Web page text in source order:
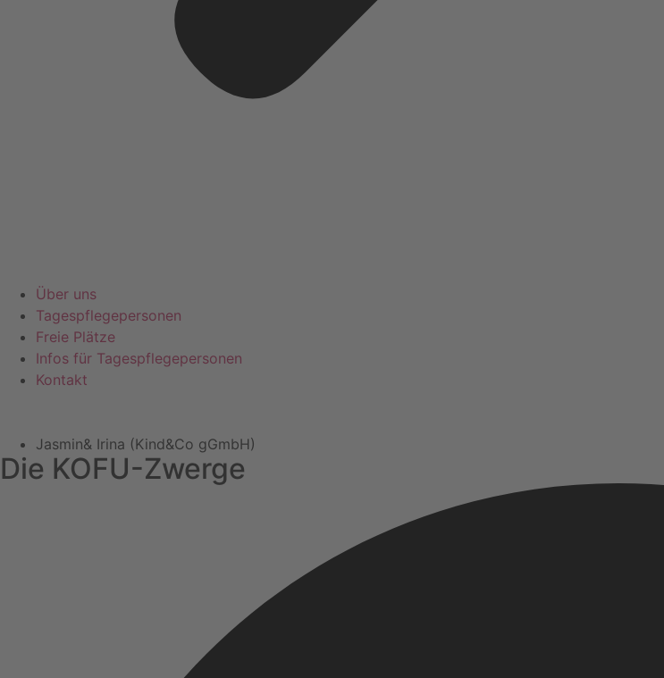
Über uns
Tagespflegepersonen
Freie Plätze
Infos für Tagespflegepersonen
Kontakt
Jasmin& Irina (Kind&Co gGmbH)
Die KOFU-Zwerge